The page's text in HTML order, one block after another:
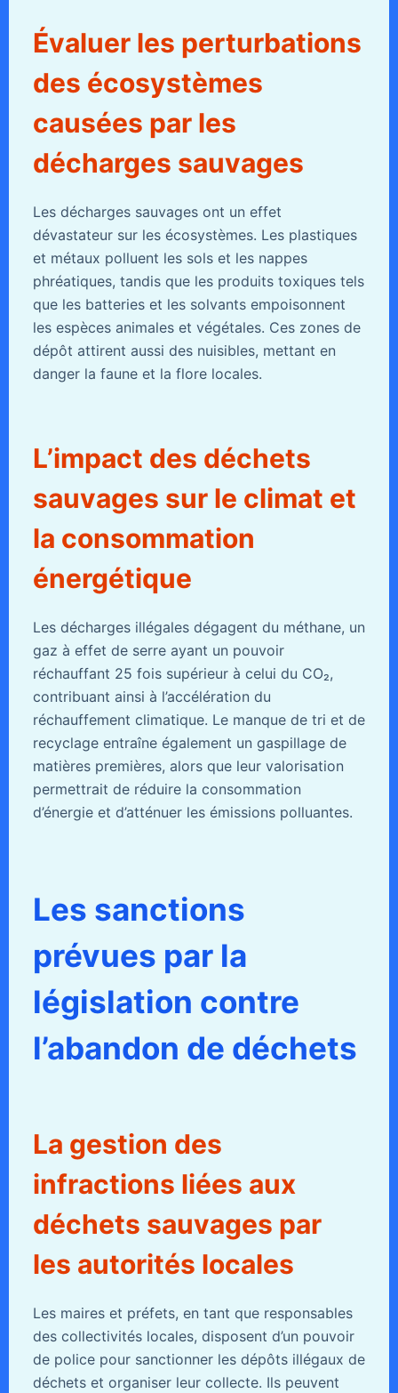
Évaluer les perturbations
des écosystèmes
causées par les
décharges sauvages
Les décharges sauvages ont un effet
dévastateur sur les écosystèmes. Les plastiques
et métaux polluent les sols et les nappes
phréatiques, tandis que les produits toxiques tels
que les batteries et les solvants empoisonnent
les espèces animales et végétales. Ces zones de
dépôt attirent aussi des nuisibles, mettant en
danger la faune et la flore locales.
L’impact des déchets
sauvages sur le climat et
la consommation
énergétique
Les décharges illégales dégagent du méthane, un
gaz à effet de serre ayant un pouvoir
réchauffant 25 fois supérieur à celui du CO₂,
contribuant ainsi à l’accélération du
réchauffement climatique. Le manque de tri et de
recyclage entraîne également un gaspillage de
matières premières, alors que leur valorisation
permettrait de réduire la consommation
d’énergie et d’atténuer les émissions polluantes.
Les sanctions
prévues par la
législation contre
l’abandon de déchets
La gestion des
infractions liées aux
déchets sauvages par
les autorités locales
Les maires et préfets, en tant que responsables
des collectivités locales, disposent d’un pouvoir
de police pour sanctionner les dépôts illégaux de
déchets et organiser leur collecte. Ils peuvent